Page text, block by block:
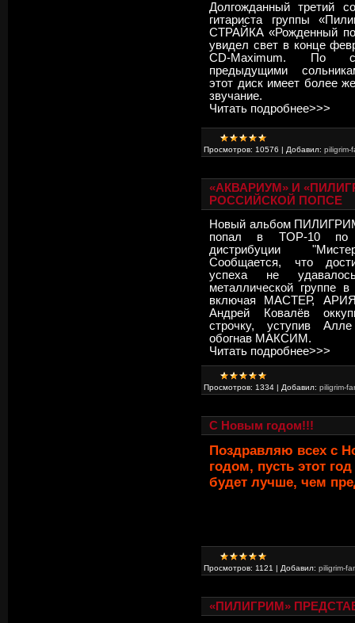
Долгожданный третий
гитариста группы
СТРАЙКА «Рожденный
увидел свет в конце
CD-Maximum. По
предыдущими
этот диск имеет более
звучание.
Читать подробнее>>>
Просмотров: 10576 | Добавил: piligrim-
«АКВАРИУМ» И
РОССИЙСКОЙ ПОПСЕ
Новый альбом
попал в TOP-10 по
дистрибуции
Сообщается, что
успеха не
металлической группе
включая МАСТЕР,
Андрей Ковалёв
строчку, уступив
обогнав МАКСИМ.
Читать подробнее>>>
Просмотров: 1334 | Добавил: piligrim-
С Новым годом!!!
Поздравляю всех с
годом, пусть этот
будет лучше, чем
Просмотров: 1121 | Добавил: piligrim-
«ПИЛИГРИМ»